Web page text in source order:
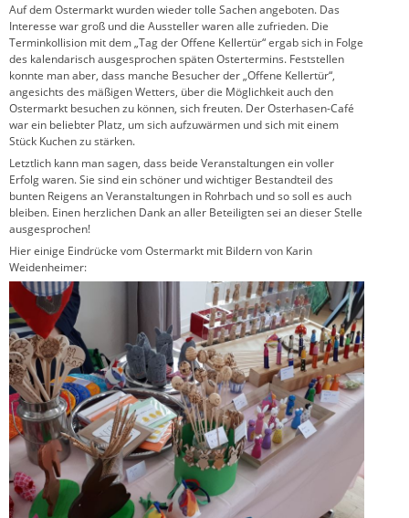
Auf dem Ostermarkt wurden wieder tolle Sachen angeboten. Das
Interesse war groß und die Aussteller waren alle zufrieden. Die
Terminkollision mit dem „Tag der Offene Kellertür“ ergab sich in Folge
des kalendarisch ausgesprochen späten Ostertermins. Feststellen
konnte man aber, dass manche Besucher der „Offene Kellertür“,
angesichts des mäßigen Wetters, über die Möglichkeit auch den
Ostermarkt besuchen zu können, sich freuten. Der Osterhasen-Café
war ein beliebter Platz, um sich aufzuwärmen und sich mit einem
Stück Kuchen zu stärken.
Letztlich kann man sagen, dass beide Veranstaltungen ein voller
Erfolg waren. Sie sind ein schöner und wichtiger Bestandteil des
bunten Reigens an Veranstaltungen in Rohrbach und so soll es auch
bleiben. Einen herzlichen Dank an aller Beteiligten sei an dieser Stelle
ausgesprochen!
Hier einige Eindrücke vom Ostermarkt mit Bildern von Karin
Weidenheimer: